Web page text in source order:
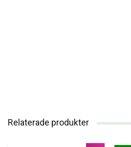
Relaterade produkter